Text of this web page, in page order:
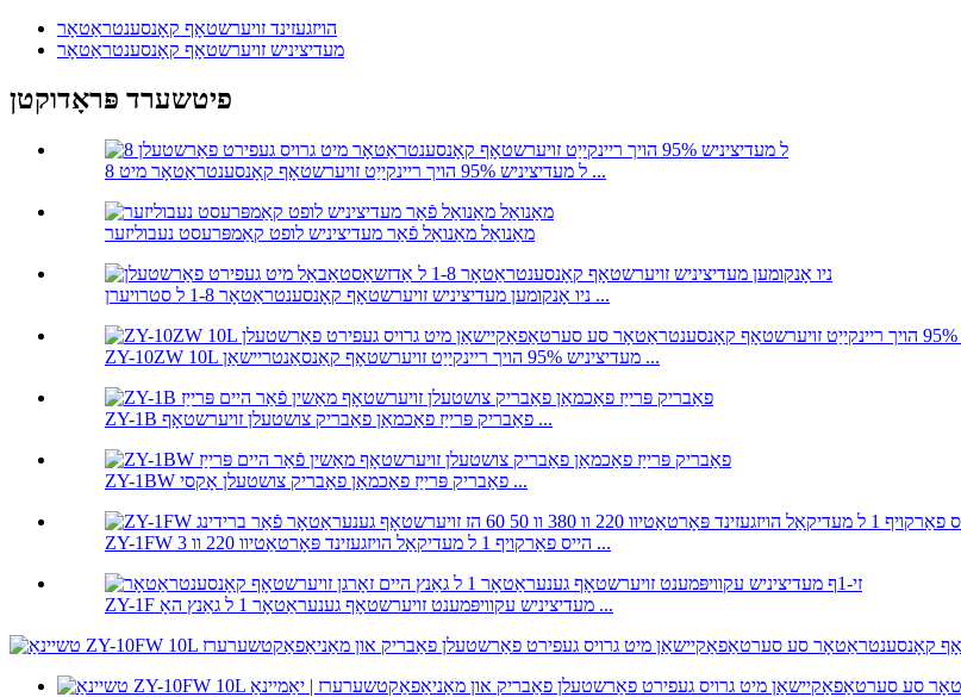
הויזגעזינד זויערשטאָף קאָנסענטראַטאָר
מעדיציניש זויערשטאָף קאָנסענטראַטאָר
פיטשערד פּראָדוקטן
8 ל מעדיציניש 95% הויך ריינקייַט זויערשטאָף קאָנסענטראַטאָר מיט ...
מאַנואַל מאַנואַל פֿאַר מעדיציניש לופט קאַמפּרעסט נעבוליזער
ניו אָנקומען מעדיציניש זויערשטאָף קאָנסענטראַטאָר 1-8 ל סטרויערן ...
ZY-10ZW 10L מעדיציניש 95% הויך ריינקייַט זויערשטאָף קאַנסאַנטריישאַן ...
ZY-1B פאַבריק פּרייַז פאַכמאַן פאַבריק צושטעלן זויערשטאָף ...
ZY-1BW פאַבריק פּרייַז פאַכמאַן פאַבריק צושטעלן אָקסי ...
ZY-1FW הייס פאַרקויף 1 ל מעדיקאַל הויזגעזינד פּאָרטאַטיוו 220 וו 3 ...
ZY-1F מעדיציניש עקוויפּמענט זויערשטאָף גענעראַטאָר 1 ל גאַנץ האָ ...